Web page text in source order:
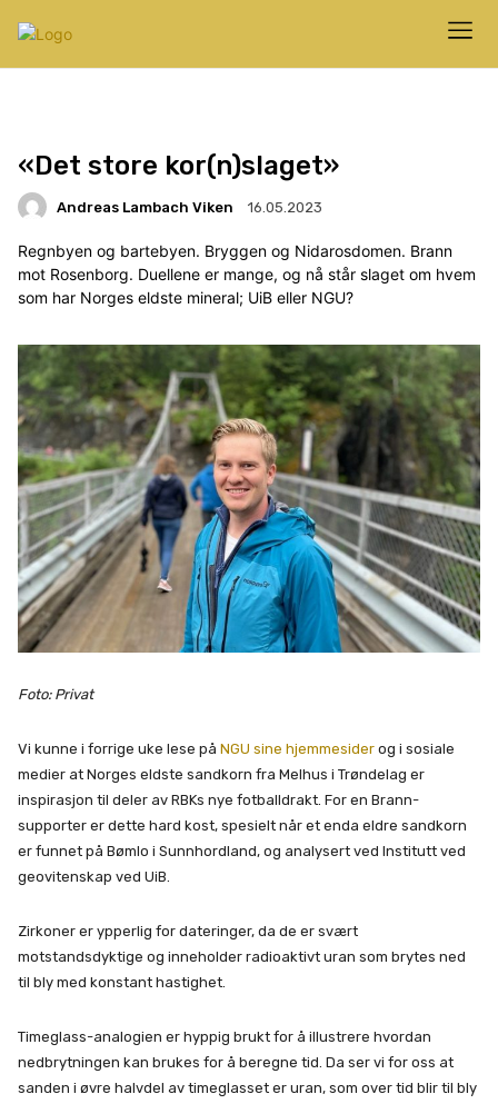
«Det store kor(n)slaget»
Andreas Lambach Viken 16.05.2023
Regnbyen og bartebyen. Bryggen og Nidarosdomen. Brann
mot Rosenborg. Duellene er mange, og nå står slaget om hvem
som har Norges eldste mineral; UiB eller NGU?
Foto: Privat
Vi kunne i forrige uke lese på NGU sine hjemmesider og i sosiale
medier at Norges eldste sandkorn fra Melhus i Trøndelag er
inspirasjon til deler av RBKs nye fotballdrakt. For en Brann-
supporter er dette hard kost, spesielt når et enda eldre sandkorn
er funnet på Bømlo i Sunnhordland, og analysert ved Institutt ved
geovitenskap ved UiB.
Zirkoner er ypperlig for dateringer, da de er svært
motstandsdyktige og inneholder radioaktivt uran som brytes ned
til bly med konstant hastighet.
Timeglass-analogien er hyppig brukt for å illustrere hvordan
nedbrytningen kan brukes for å beregne tid. Da ser vi for oss at
sanden i øvre halvdel av timeglasset er uran, som over tid blir til bly